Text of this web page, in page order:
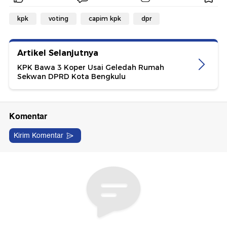
kpk voting capim kpk dpr
Artikel Selanjutnya
KPK Bawa 3 Koper Usai Geledah Rumah
Sekwan DPRD Kota Bengkulu